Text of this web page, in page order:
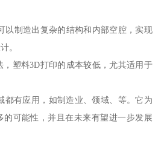
以制造出复杂的结构和内部空腔，实现
。
塑料3D打印的成本较低，尤其适用于
都有应用，如制造业、领域、等。它为
的可能性，并且在未来有望进一步发展